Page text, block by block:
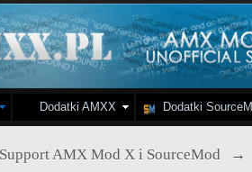
Dodatki AMXX Dodatki
AMX Mod X i SourceMod →